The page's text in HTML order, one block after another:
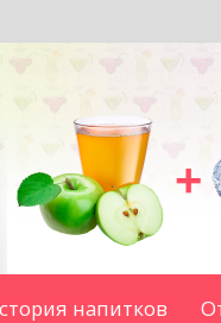
+
напитков